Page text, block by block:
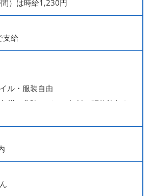
）は時給1,230円
支給
ル・服装自由
州、北陸などへの無料の研修旅行あり
かない食 あり